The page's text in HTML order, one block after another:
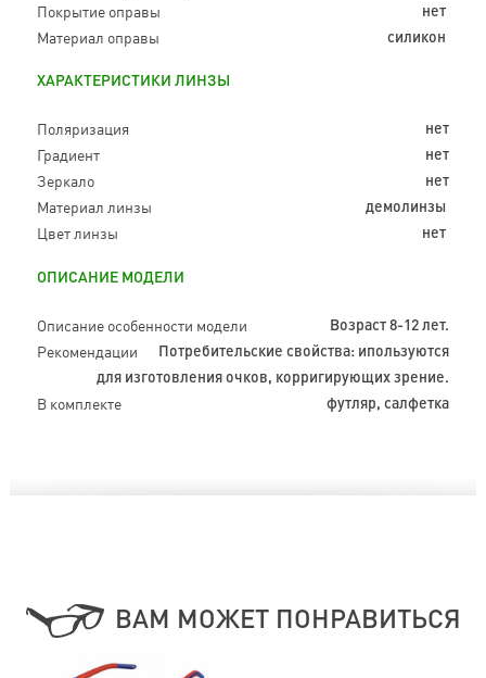
Покрытие оправы нет
Материал оправы силикон
ХАРАКТЕРИСТИКИ ЛИНЗЫ
Поляризация нет
Градиент нет
Зеркало нет
Материал линзы демолинзы
Цвет линзы нет
ОПИСАНИЕ МОДЕЛИ
Описание особенности модели Возраст 8-12 лет.
Рекомендации
Потребительские свойства: ипользуются
для изготовления очков, корригирующих зрение.
В комплекте футляр, салфетка
ВАМ МОЖЕТ ПОНРАВИТЬСЯ